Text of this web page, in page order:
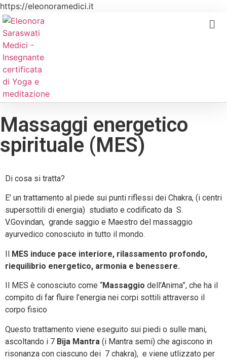
https://eleonoramedici.it
Massaggi energetico
spirituale (MES)
Di cosa si tratta?
E’ un trattamento al piede sui punti riflessi dei Chakra, (i centri
supersottili di energia) studiato e codificato da S.
V.Govindan, grande saggio e Maestro del massaggio
ayurvedico conosciuto in tutto il mondo.
Il MES induce pace interiore, rilassamento profondo,
riequilibrio energetico, armonia e benessere.
Il MES è conosciuto come “Massaggio dell’Anima”, che ha il
compito di far fluire l’energia nei corpi sottili attraverso il
corpo fisico
Questo trattamento viene eseguito sui piedi o sulle mani,
ascoltando i 7 Bija Mantra (i Mantra semi) che agiscono in
risonanza con ciascuno dei 7 chakra), e viene utlizzato per